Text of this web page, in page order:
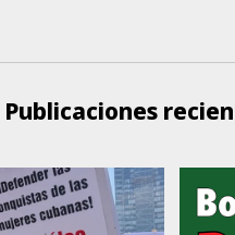
Publicaciones